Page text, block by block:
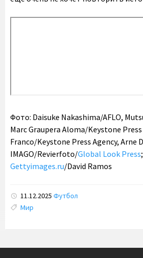
Фото: Daisuke Nakashima/AFLO,
Marc Graupera Aloma/Keystone Press
Franco/Keystone Press Agency, Arne
IMAGO/Revierfoto/Global Look Press;
Gettyimages.ru/David Ramos
11.12.2025 Футбол
Tags:
Мир